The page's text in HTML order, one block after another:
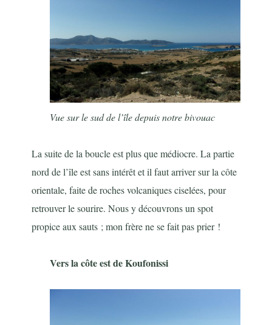
Vue sur le sud de l’île depuis notre bivouac
La suite de la boucle est plus que médiocre. La partie
nord de l’île est sans intérêt et il faut arriver sur la côte
orientale, faite de roches volcaniques ciselées, pour
retrouver le sourire. Nous y découvrons un spot
propice aux sauts ; mon frère ne se fait pas prier !
Vers la côte est de Koufonissi